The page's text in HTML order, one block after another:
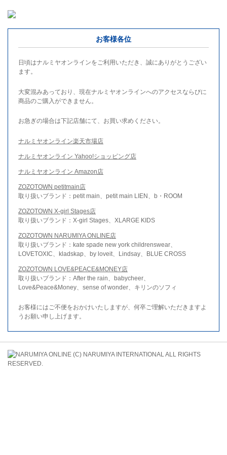
お客様各位
日頃はナルミヤオンラインをご利用いただき、誠にありがとうござい
ます。
大変混みあっており、現在ナルミヤオンラインへのアクセスならびに
商品のご購入ができません。
お急ぎの場合は下記店舗にて、お買い求めください。
ナルミヤオンライン楽天市場店
ナルミヤオンライン Yahoo!ショッピング店
ナルミヤオンライン Amazon店
ZOZOTOWN petitmain店
取り扱いブランド：petit main、petit main LIEN、b・ROOM
ZOZOTOWN X-girl Stages店
取り扱いブランド：X-girl Stages、XLARGE KIDS
ZOZOTOWN NARUMIYA ONLINE店
取り扱いブランド：kate spade new york childrenswear、
LOVETOXIC、kladskap、by loveit、Lindsay、BLUE CROSS
ZOZOTOWN LOVE&PEACE&MONEY店
取り扱いブランド：After the rain、babycheer、
Love&Peace&Money、sense of wonder、キリンのソフィ
お客様にはご不便をおかけいたしますが、何卒ご理解いただきますよ
うお願い申し上げます。